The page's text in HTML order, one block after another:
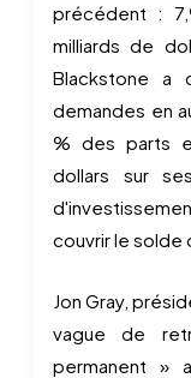
précédent :
milliards de
Blackstone a
demandes en
% des parts
dollars sur
couvrir le solde
Jon Gray,
vague de
permanent »